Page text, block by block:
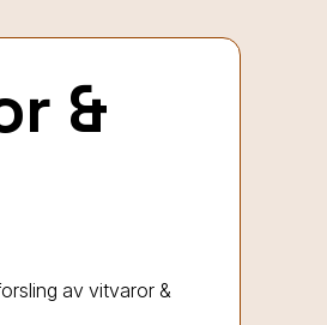
&
av vitvaror &